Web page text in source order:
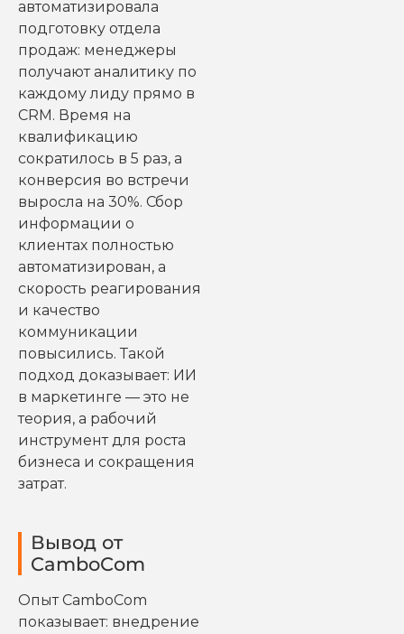
автоматизировала
подготовку отдела
продаж: менеджеры
получают аналитику по
каждому лиду прямо в
CRM. Время на
квалификацию
сократилось в 5 раз, а
конверсия во встречи
выросла на 30%. Сбор
информации о
клиентах полностью
автоматизирован, а
скорость реагирования
и качество
коммуникации
повысились. Такой
подход доказывает: ИИ
в маркетинге — это не
теория, а рабочий
инструмент для роста
бизнеса и сокращения
затрат.
Вывод от
CamboCom
Опыт CamboCom
показывает: внедрение